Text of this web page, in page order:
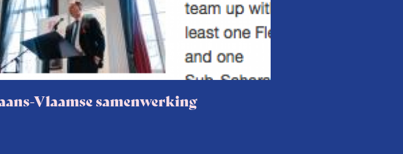
Vlaamse samenwerking